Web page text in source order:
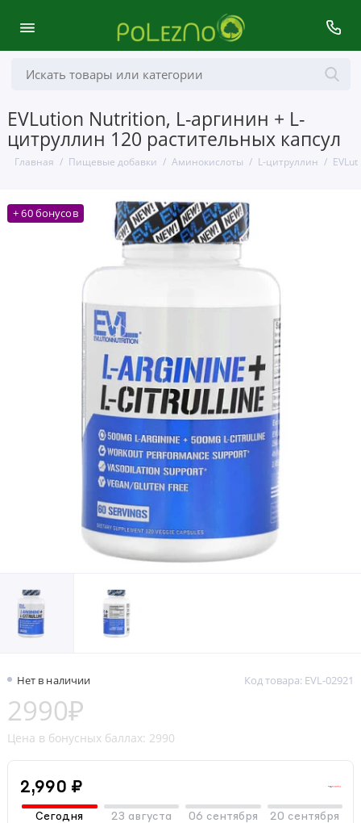
EVLution Nutrition, L-аргинин + L-
цитруллин 120 растительных капсул
Главная Пищевые добавки Аминокислоты L-цитруллин
+ 60 бонусов
Нет в наличии Код товара: EVL-02921
2990₽
Цена в бонусных баллах: 2990
2,990 ₽
Сегодня 23 августа 06 сентября 20 сентября